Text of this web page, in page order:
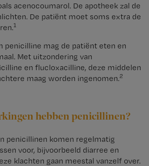
acenocoumarol. De apotheek zal de
De patiënt moet soms extra de
1
penicilline mag de patiënt eten en
Met uitzondering van
en flucloxacilline, deze middelen
maag worden ingenomen.2
hebben penicillinen?
penicillinen komen regelmatig
voor, bijvoorbeeld diarree en
klachten gaan meestal vanzelf over.